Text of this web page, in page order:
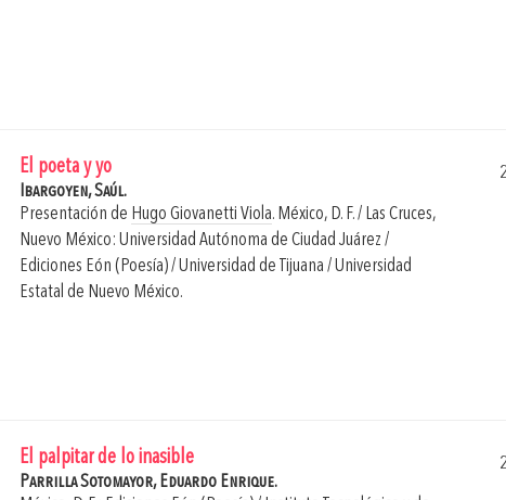
El poeta y yo
Ibargoyen, Saúl.
Presentación de Hugo Giovanetti Viola. México, D. F. / Las Cruces,
Nuevo México: Universidad Autónoma de Ciudad Juárez /
Ediciones Eón (Poesía) / Universidad de Tijuana / Universidad
Estatal de Nuevo México.
El palpitar de lo inasible
Parrilla Sotomayor, Eduardo Enrique.